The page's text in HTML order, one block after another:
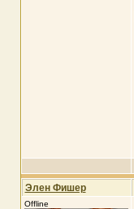
Элен Фишер
Offline